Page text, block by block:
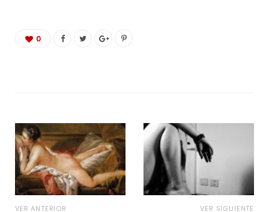
0
VER ANTERIOR VER SIGUIENTE